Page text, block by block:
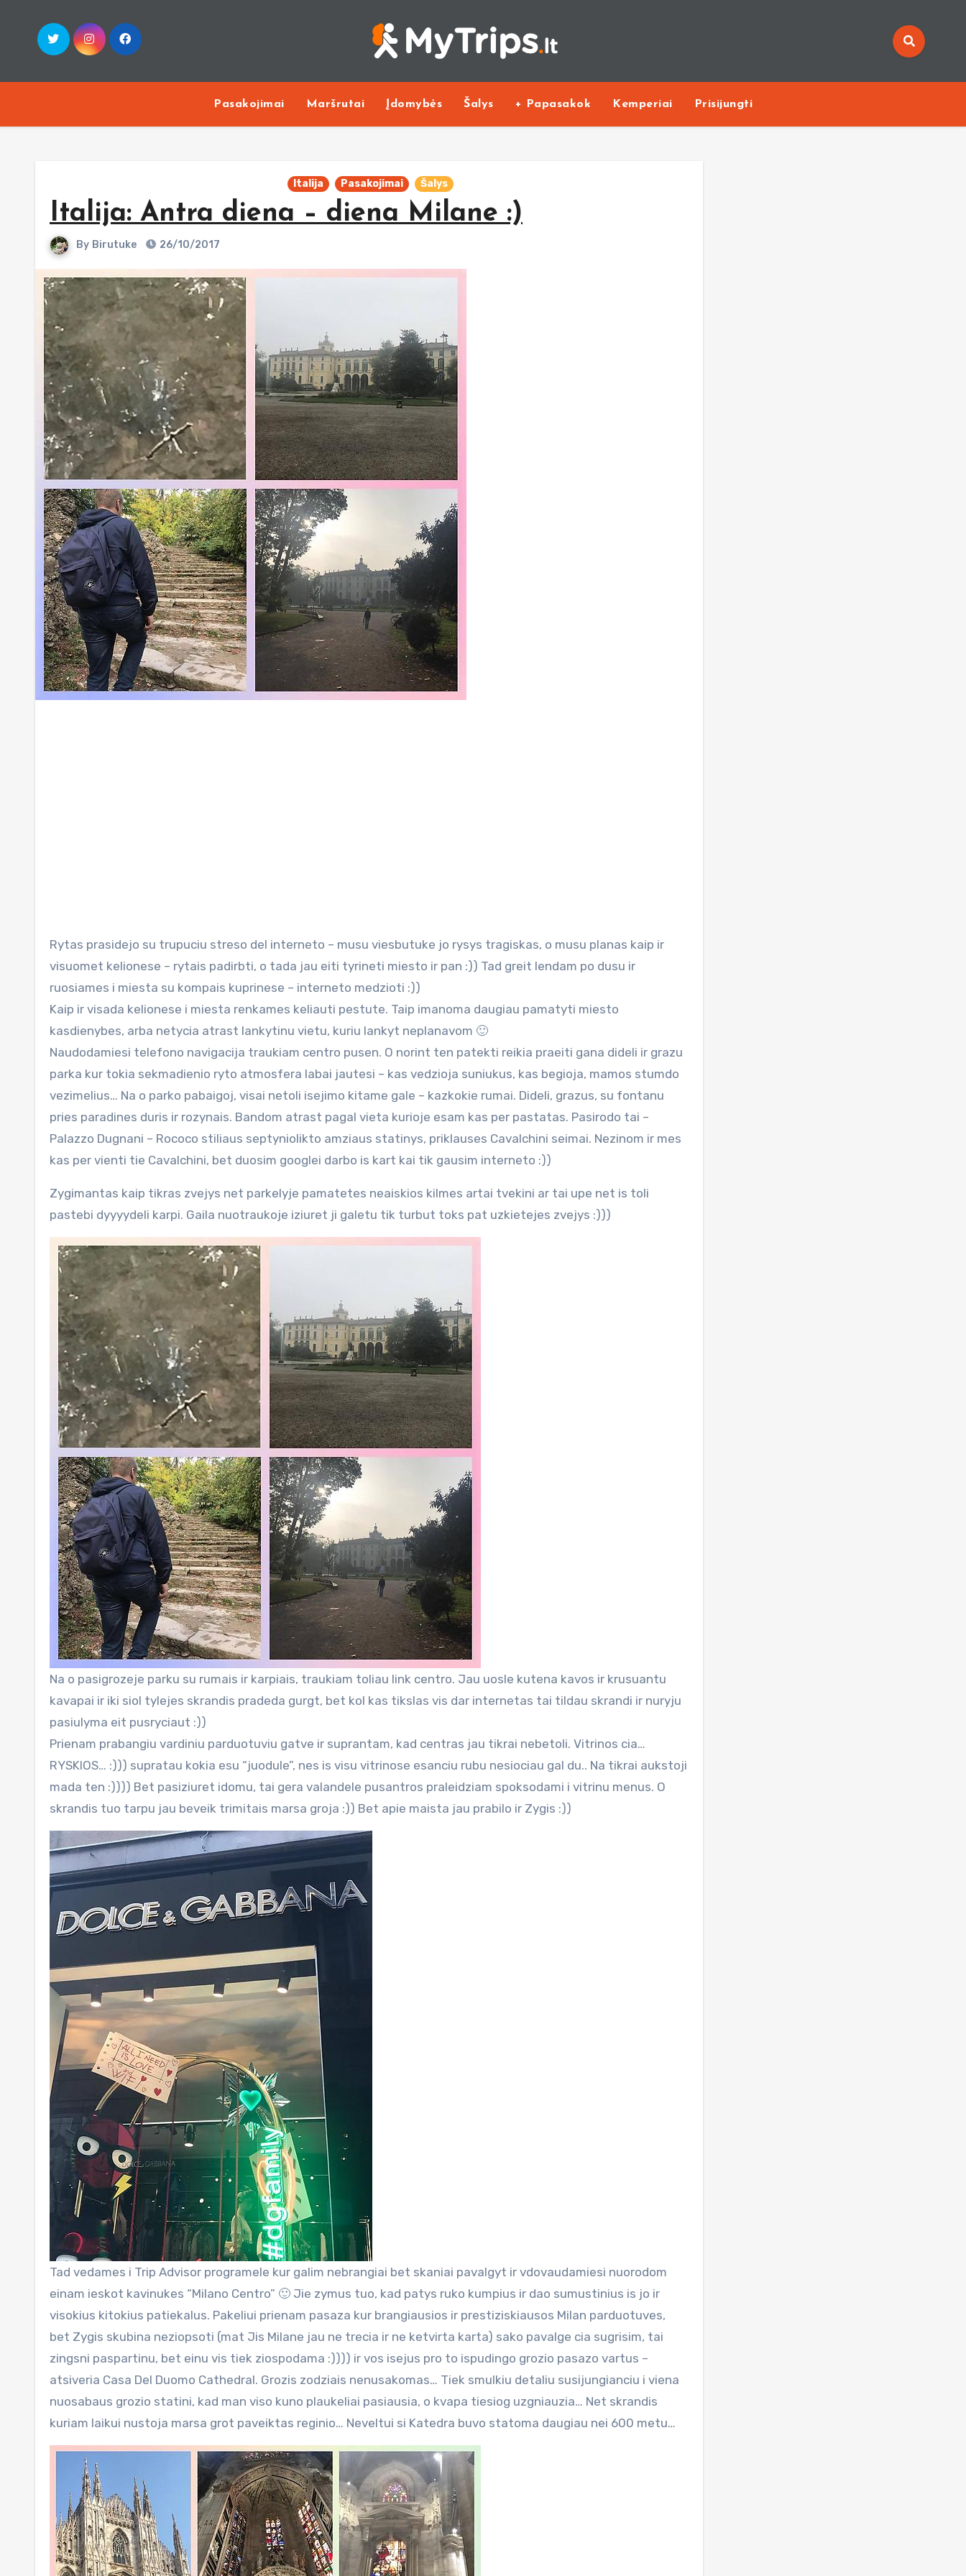
content
Pasakojimai Maršrutai Įdomybės Šalys + Papasakok Kemperiai Prisijungti
Italija Pasakojimai Šalys
Italija: Antra diena – diena Milane :)
By Birutuke 26/10/2017
Rytas prasidejo su trupuciu streso del interneto – musu viesbutuke jo rysys tragiskas, o musu planas kaip ir
visuomet kelionese – rytais padirbti, o tada jau eiti tyrineti miesto ir pan :)) Tad greit lendam po dusu ir
ruosiames i miesta su kompais kuprinese – interneto medzioti :))
Kaip ir visada kelionese i miesta renkames keliauti pestute. Taip imanoma daugiau pamatyti miesto
kasdienybes, arba netycia atrast lankytinu vietu, kuriu lankyt neplanavom 🙂
Naudodamiesi telefono navigacija traukiam centro pusen. O norint ten patekti reikia praeiti gana dideli ir grazu
parka kur tokia sekmadienio ryto atmosfera labai jautesi – kas vedzioja suniukus, kas begioja, mamos stumdo
vezimelius… Na o parko pabaigoj, visai netoli isejimo kitame gale – kazkokie rumai. Dideli, grazus, su fontanu
pries paradines duris ir rozynais. Bandom atrast pagal vieta kurioje esam kas per pastatas. Pasirodo tai –
Palazzo Dugnani – Rococo stiliaus septyniolikto amziaus statinys, priklauses Cavalchini seimai. Nezinom ir mes
kas per vienti tie Cavalchini, bet duosim googlei darbo is kart kai tik gausim interneto :))
Zygimantas kaip tikras zvejys net parkelyje pamatetes neaiskios kilmes artai tvekini ar tai upe net is toli
pastebi dyyyydeli karpi. Gaila nuotraukoje iziuret ji galetu tik turbut toks pat uzkietejes zvejys :)))
Na o pasigrozeje parku su rumais ir karpiais, traukiam toliau link centro. Jau uosle kutena kavos ir krusuantu
kavapai ir iki siol tylejes skrandis pradeda gurgt, bet kol kas tikslas vis dar internetas tai tildau skrandi ir nuryju
pasiulyma eit pusryciaut :))
Prienam prabangiu vardiniu parduotuviu gatve ir suprantam, kad centras jau tikrai nebetoli. Vitrinos cia…
RYSKIOS… :))) supratau kokia esu “juodule”, nes is visu vitrinose esanciu rubu nesiociau gal du.. Na tikrai aukstoji
mada ten :)))) Bet pasiziuret idomu, tai gera valandele pusantros praleidziam spoksodami i vitrinu menus. O
skrandis tuo tarpu jau beveik trimitais marsa groja :)) Bet apie maista jau prabilo ir Zygis :))
Tad vedames i Trip Advisor programele kur galim nebrangiai bet skaniai pavalgyt ir vdovaudamiesi nuorodom
einam ieskot kavinukes “Milano Centro” 🙂 Jie zymus tuo, kad patys ruko kumpius ir dao sumustinius is jo ir
visokius kitokius patiekalus. Pakeliui prienam pasaza kur brangiausios ir prestiziskiausos Milan parduotuves,
bet Zygis skubina neziopsoti (mat Jis Milane jau ne trecia ir ne ketvirta karta) sako pavalge cia sugrisim, tai
zingsni paspartinu, bet einu vis tiek ziospodama :)))) ir vos isejus pro to ispudingo grozio pasazo vartus –
atsiveria Casa Del Duomo Cathedral. Grozis zodziais nenusakomas… Tiek smulkiu detaliu susijungianciu i viena
nuosabaus grozio statini, kad man viso kuno plaukeliai pasiausia, o kvapa tiesiog uzgniauzia… Net skrandis
kuriam laikui nustoja marsa grot paveiktas reginio… Neveltui si Katedra buvo statoma daugiau nei 600 metu…